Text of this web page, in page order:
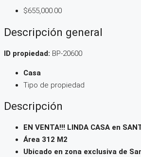
$655,000.00
Descripción general
ID propiedad: BP-20600
Casa
Tipo de propiedad
Descripción
EN VENTA!!! LINDA CASA en
Área 312 M2
Ubicado en zona exclusiva de